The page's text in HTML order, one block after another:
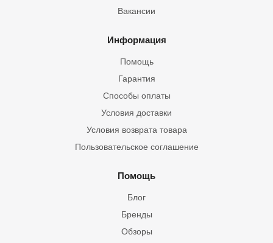
Вакансии
Информация
Помощь
Гарантия
Способы оплаты
Условия доставки
Условия возврата товара
Пользовательское соглашение
Помощь
Блог
Бренды
Обзоры